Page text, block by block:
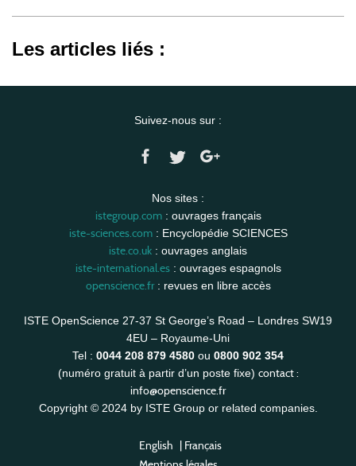
Les articles liés :
Suivez-nous sur :
Nos sites :
istegroup.com: ouvrages français
iste-sciences.com: Encyclopédie SCIENCES
iste.co.uk : ouvrages anglais
iste-international.es: ouvrages espagnols
openscience.fr: revues en libre accès
ISTE OpenScience 27-37 St George’s Road – Londres SW19
4EU – Royaume-Uni
Tel : 0044 208 879 4580 ou 0800 902 354
(numéro gratuit à partir d’un poste fixe) contact :
info@openscience.fr
Copyright © 2024 by ISTE Group or related companies.
English | Français